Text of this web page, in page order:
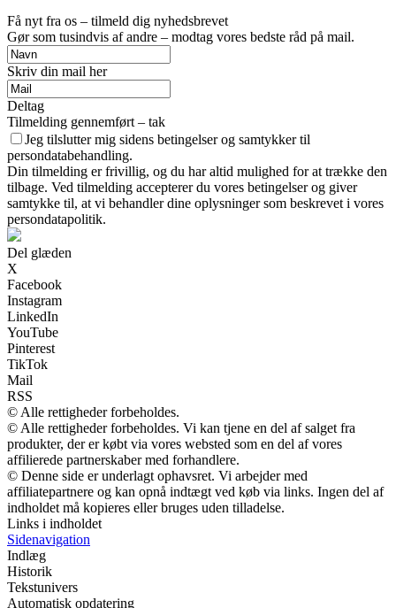
Få nyt fra os – tilmeld dig nyhedsbrevet
Gør som tusindvis af andre – modtag vores bedste råd på mail.
Skriv din mail her
Deltag
Tilmelding gennemført – tak
Jeg tilslutter mig sidens betingelser og samtykker til
persondatabehandling.
Din tilmelding er frivillig, og du har altid mulighed for at trække den
tilbage. Ved tilmelding accepterer du vores betingelser og giver
samtykke til, at vi behandler dine oplysninger som beskrevet i vores
persondatapolitik.
Del glæden
X
Facebook
Instagram
LinkedIn
YouTube
Pinterest
TikTok
Mail
RSS
© Alle rettigheder forbeholdes.
© Alle rettigheder forbeholdes. Vi kan tjene en del af salget fra
produkter, der er købt via vores websted som en del af vores
affilierede partnerskaber med forhandlere.
© Denne side er underlagt ophavsret. Vi arbejder med
affiliatepartnere og kan opnå indtægt ved køb via links. Ingen del af
indholdet må kopieres eller bruges uden tilladelse.
Links i indholdet
Sidenavigation
Indlæg
Historik
Tekstunivers
Automatisk opdatering